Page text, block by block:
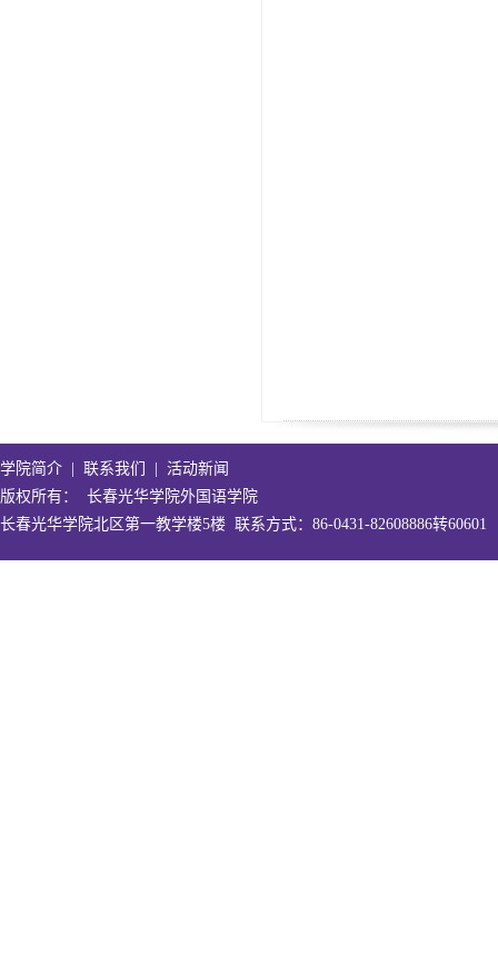
学院简介 联系我们
活动新闻
版权所有：
长春光华学院外国语学院
长春光华学院北区第一教学楼5楼 联系方式：86-0431-82608886转60601